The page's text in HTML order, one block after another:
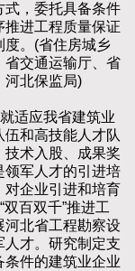
式，委托具备条件
推进工程质量保证
度。(省住房城乡
省交通运输厅、省
河北保监局)
适应我省建筑业
和高技能人才队
术入股、成果奖
领军人才的引进培
对企业引进和培育
百双千”推进工
河北省工程勘察设
才。研究制定支
件的建筑业企业